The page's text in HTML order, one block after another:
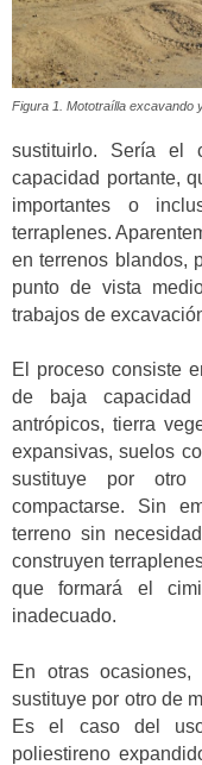
Figura 1. Mototraílla excavando
sustituirlo. Sería el
capacidad portante,
importantes o
terraplenes.
en terrenos blandos,
punto de vista
trabajos de
El proceso consiste
de baja
antrópicos, tierra
expansivas, suelos
sustituye por
compactarse. Sin
terreno sin
construyen
que formará el
inadecuado.
En otras
sustituye por otro de
Es el caso del
poliestireno